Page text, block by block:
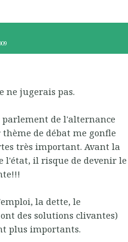
ne jugerais pas.
de l'alternance
de débat me gonfle
très important. Avant la
l'état, il risque de devenir le
la dette, le
des solutions clivantes)
plus importants.